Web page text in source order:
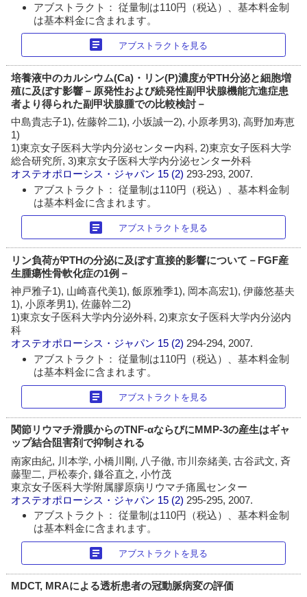
アブストラクト： 従量制は110円（税込）、基本料金制
は基本料金に含まれます。
article アブストラクトを見る
培養液中のカルシウム(Ca)・リン(P)濃度がPTH分泌と細胞増
殖に及ぼす影響－原発性および続発性副甲状腺機能亢進症患
者より得られた副甲状腺腫での比較検討－
中島貴志子1), 佐藤幹二1), 小坂誠一2), 小原孝男3), 高野加寿恵
1)
1)東京女子医科大学内分泌センター内科, 2)東京女子医科大学
総合研究所, 3)東京女子医科大学内分泌センター外科
オステオポローシス・ジャパン 15 (2) 293-293, 2007.
アブストラクト： 従量制は110円（税込）、基本料金制
は基本料金に含まれます。
article アブストラクトを見る
リン負荷がPTHの分泌に及ぼす直接的影響について－FGF産
生腫瘍性骨軟化症の1例－
神戸雅子1), 山崎喜代美1), 飯原雅季1), 岡本高宏1), 伊藤悠基夫
1), 小原孝男1), 佐藤幹二2)
1)東京女子医科大学内分泌外科, 2)東京女子医科大学内分泌内
科
オステオポローシス・ジャパン 15 (2)294-294, 2007.
アブストラクト： 従量制は110円（税込）、基本料金制
は基本料金に含まれます。
article アブストラクトを見る
関節リウマチ滑膜からのTNF-αならびにMMP-3の産生はギャ
ップ結合阻害剤で抑制される
南家由紀, 川本学, 小橋川剛, 八子徹, 市川奈緒美, 古谷武文, 斉
藤聖二, 戸松泰介, 鎌谷直之, 小竹茂
東京女子医科大学附属膠原病リウマチ痛風センター
オステオポローシス・ジャパン 15 (2) 295-295, 2007.
アブストラクト： 従量制は110円（税込）、基本料金制
は基本料金に含まれます。
article アブストラクトを見る
MDCT, MRAによる透析患者の冠動脈病変の評価